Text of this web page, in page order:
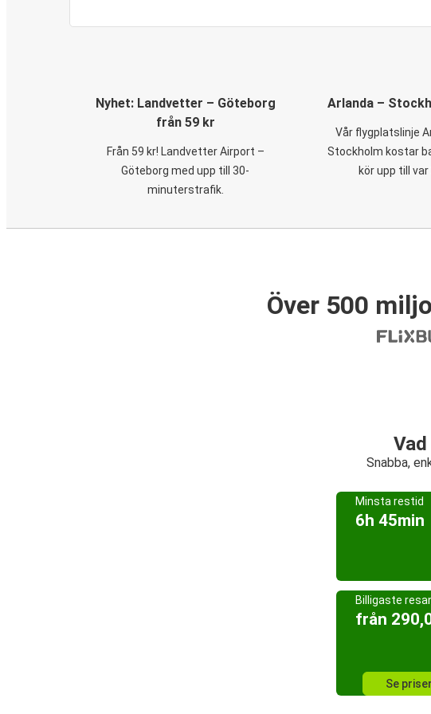
Nyhet: Landvetter – Göteborg
från 59 kr
Från 59 kr! Landvetter Airport –
Göteborg med upp till 30-
minuterstrafik.
Arlanda –
Vår flygplatslinje
Stockholm kostar
kör upp till
Över 500
Snabba,
Minsta restid
6h 45min
Billigaste
från
Se priser